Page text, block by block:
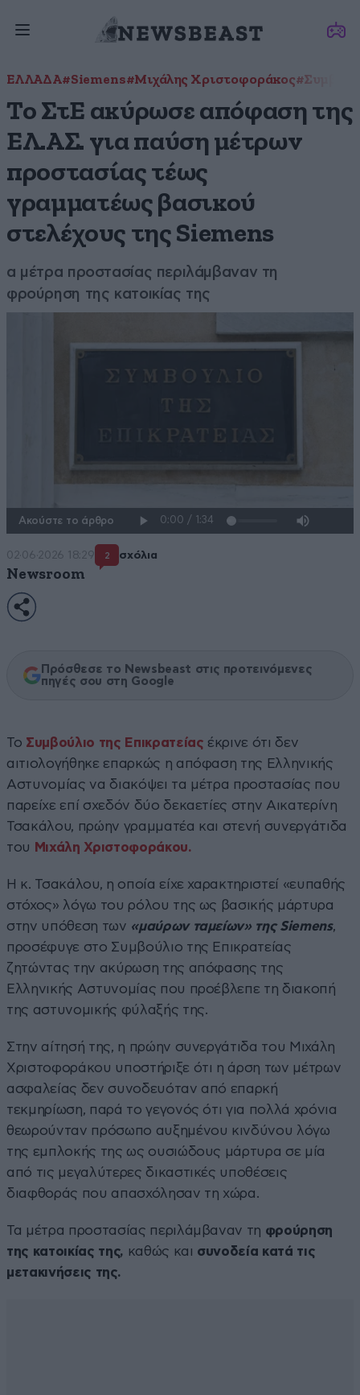
ΕΛΛΑΔΑ#Siemens#Μιχάλης Χριστοφοράκος
Το ΣτΕ ακύρωσε απόφαση της
ΕΛ.ΑΣ. για παύση μέτρων
προστασίας τέως
γραμματέως βασικού
στελέχους της Siemens
α μέτρα προστασίας περιλάμβαναν τη
φρούρηση της κατοικίας της
Ακούστε το άρθρο
02·06·2026 18:29 2 σχόλια
Newsroom
Πρόσθεσε το Newsbeast στις προτεινόμενες
πηγές σου στη Google
Το Συμβούλιο της Επικρατείας έκρινε ότι δεν
αιτιολογήθηκε επαρκώς η απόφαση της Ελληνικής
Αστυνομίας να διακόψει τα μέτρα προστασίας που
παρείχε επί σχεδόν δύο δεκαετίες στην Αικατερίνη
Τσακάλου, πρώην γραμματέα και στενή συνεργάτιδα
του Μιχάλη Χριστοφοράκου.
Η κ. Τσακάλου, η οποία είχε χαρακτηριστεί «ευπαθής
στόχος» λόγω του ρόλου της ως βασικής μάρτυρα
στην υπόθεση των «μαύρων ταμείων» της Siemens,
προσέφυγε στο Συμβούλιο της Επικρατείας
ζητώντας την ακύρωση της απόφασης της
Ελληνικής Αστυνομίας που προέβλεπε τη διακοπή
της αστυνομικής φύλαξής της.
Στην αίτησή της, η πρώην συνεργάτιδα του Μιχάλη
Χριστοφοράκου υποστήριξε ότι η άρση των μέτρων
ασφαλείας δεν συνοδευόταν από επαρκή
τεκμηρίωση, παρά το γεγονός ότι για πολλά χρόνια
θεωρούνταν πρόσωπο αυξημένου κινδύνου λόγω
της εμπλοκής της ως ουσιώδους μάρτυρα σε μία
από τις μεγαλύτερες δικαστικές υποθέσεις
διαφθοράς που απασχόλησαν τη χώρα.
Τα μέτρα προστασίας περιλάμβαναν τη φρούρηση
της κατοικίας της, καθώς και συνοδεία κατά τις
μετακινήσεις της.